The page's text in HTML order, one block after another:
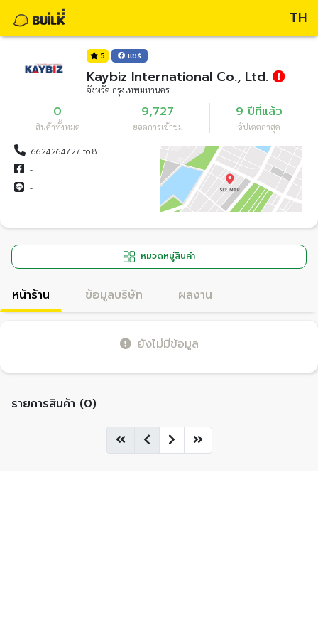
TH
5 แชร์
Kaybiz International Co., Ltd.
จังหวัด กรุงเทพมหานคร
0
สินค้าทั้งหมด
9,727
ยอดการเข้าชม
9 ปีที่แล้ว
อัปเดตล่าสุด
6624264727 to 8
-
-
หมวดหมู่สินค้า
หน้าร้าน ข้อมูลบริษัท ผลงาน
ยังไม่มีข้อมูล
รายการสินค้า (0)